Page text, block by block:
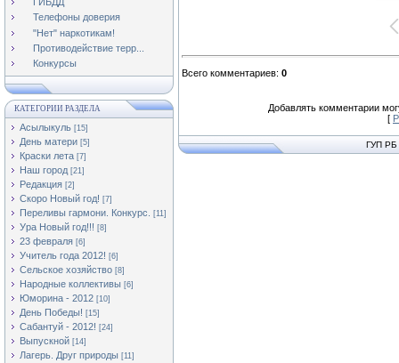
Телефоны доверия
"Нет" наркотикам!
Противодействие терр...
Конкурсы
КАТЕГОРИИ РАЗДЕЛА
Асылыкуль [15]
День матери [5]
Краски лета [7]
Наш город [21]
Редакция [2]
Скоро Новый год! [7]
Переливы гармони. Конкурс. [11]
Ура Новый год!!! [8]
23 февраля [6]
Учитель года 2012! [6]
Сельское хозяйство [8]
Народные коллективы [6]
Юморина - 2012 [10]
День Победы! [15]
Сабантуй - 2012! [24]
Выпускной [14]
Лагерь. Друг природы [11]
Всего комментариев: 0
Добавлять комментарии
[
ГУП РБ